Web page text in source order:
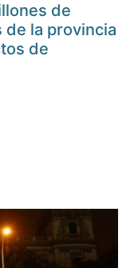
de
de la provincia
de